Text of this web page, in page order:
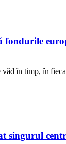
în timp, în